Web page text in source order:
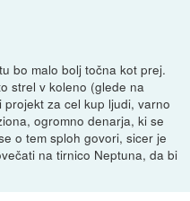
bo malo bolj točna kot prej.
strel v koleno (glede na
za cel kup ljudi, varno
ogromno denarja, ki se
o tem sploh govori, sicer je
na tirnico Neptuna, da bi